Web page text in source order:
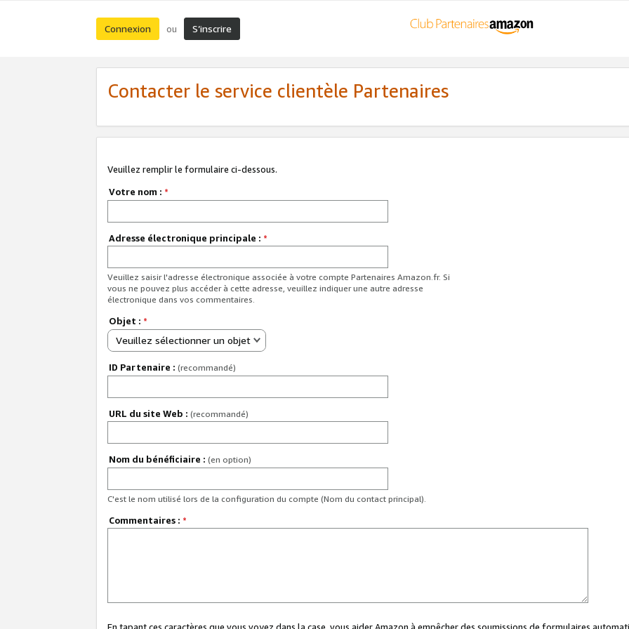
Connexion ou S’inscrire
Contacter le service clientèle Partenaires
Veuillez remplir le formulaire ci-dessous.
Votre nom : *
Adresse électronique principale : *
Veuillez saisir l'adresse électronique associée à votre compte Partenaires Amazon.fr. Si
vous ne pouvez plus accéder à cette adresse, veuillez indiquer une autre adresse
électronique dans vos commentaires.
Objet : *
Veuillez sélectionner un objet
ID Partenaire : (recommandé)
URL du site Web : (recommandé)
Nom du bénéficiaire : (en option)
C'est le nom utilisé lors de la configuration du compte (Nom du contact principal).
Commentaires : *